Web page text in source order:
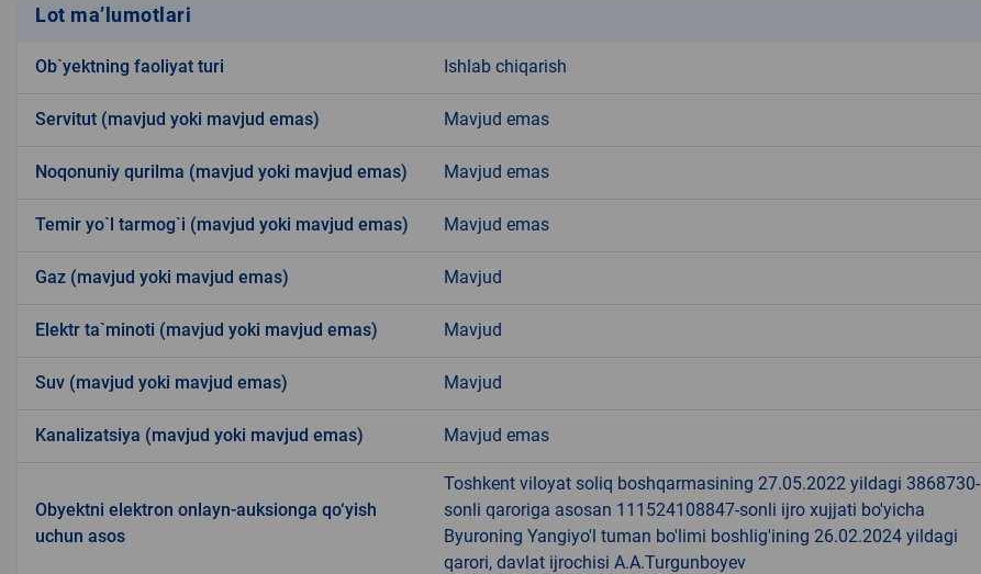
12
Lot ma’lumotlari
Ob`yektning faoliyat turi Ishlab chiqarish
Servitut (mavjud yoki mavjud emas) Mavjud emas
Noqonuniy qurilma (mavjud yoki mavjud emas) Mavjud emas
Temir yo`l tarmog`i (mavjud yoki mavjud emas) Mavjud emas
Gaz (mavjud yoki mavjud emas) Mavjud
Elektr ta`minoti (mavjud yoki mavjud emas) Mavjud
Suv (mavjud yoki mavjud emas) Mavjud
Kanalizatsiya (mavjud yoki mavjud emas) Mavjud emas
Obyektni elektron onlayn-auksionga qo‘yish
uchun asos
Toshkent viloyat soliq boshqarmasining 27.05.2022 yildagi 3868730-
sonli qaroriga asosan 111524108847-sonli ijro xujjati bo'yicha
Byuroning Yangiyo'l tuman bo'limi boshlig'ining 26.02.2024 yildagi
qarori, davlat ijrochisi A.A.Turgunboyev